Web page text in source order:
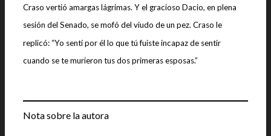
Craso vertió amargas lágrimas. Y el gracioso Dacio, en plena
sesión del Senado, se mofó del viudo de un pez. Craso le
replicó: “Yo sentí por él lo que tú fuiste incapaz de sentir
cuando se te murieron tus dos primeras esposas.”
Nota sobre la autora